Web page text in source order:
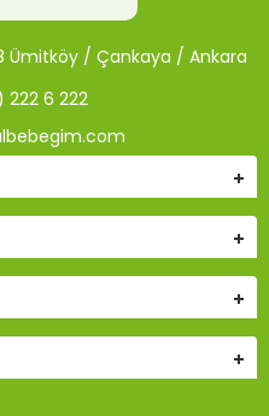
Ümitköy / Çankaya / Ankara
222 6 222